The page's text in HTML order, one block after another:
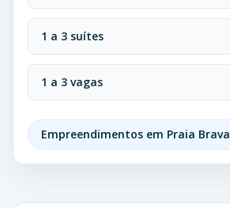
1 a 3 suítes
1 a 3 vagas
Empreendimentos em Praia Brava